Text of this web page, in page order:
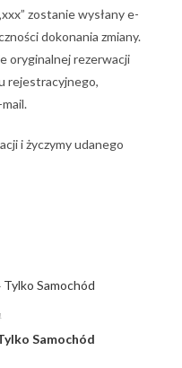
zostanie wysłany e-
dokonania zmiany.
oryginalnej rezerwacji
rejestracyjnego,
i życzymy udanego
Samochód